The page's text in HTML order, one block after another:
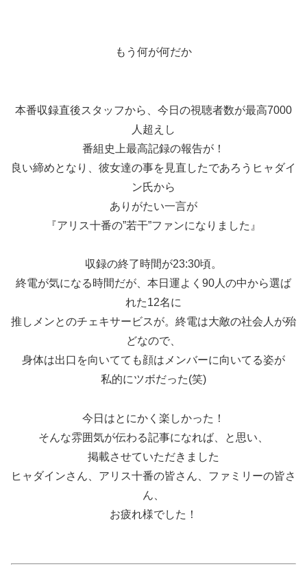
もう何が何だか
本番収録直後スタッフから、今日の視聴者数が最高7000
人超えし
番組史上最高記録の報告が！
良い締めとなり、彼女達の事を見直したであろうヒャダイ
ン氏から
ありがたい一言が
『アリス十番の”若干”ファンになりました』
収録の終了時間が23:30頃。
終電が気になる時間だが、本日運よく90人の中から選ば
れた12名に
推しメンとのチェキサービスが。終電は大敵の社会人が殆
どなので、
身体は出口を向いてても顔はメンバーに向いてる姿が
私的にツボだった(笑)
今日はとにかく楽しかった！
そんな雰囲気が伝わる記事になれば、と思い、
掲載させていただきました
ヒャダインさん、アリス十番の皆さん、ファミリーの皆さ
ん、
お疲れ様でした！